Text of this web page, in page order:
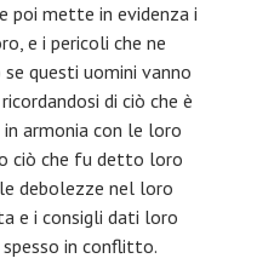
poi mette in evidenza i
e i pericoli che ne
questi uomini vanno
di ciò che è
armonia con le loro
ciò che fu detto loro
debolezze nel loro
e i consigli dati loro
in conflitto.